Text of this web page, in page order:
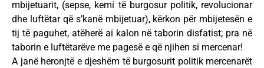
mbijetuarit, (sepse, kemi të burgosur politik, revolucionar
dhe luftëtar që s’kanë mbijetuar), kërkon për mbijetesën e
tij të paguhet, atëherë ai kalon në taborin disfatist; pra në
taborin e luftëtarëve me pagesë e që njihen si mercenar!
A janë heronjtë e djeshëm të burgosurit politik mercenarët